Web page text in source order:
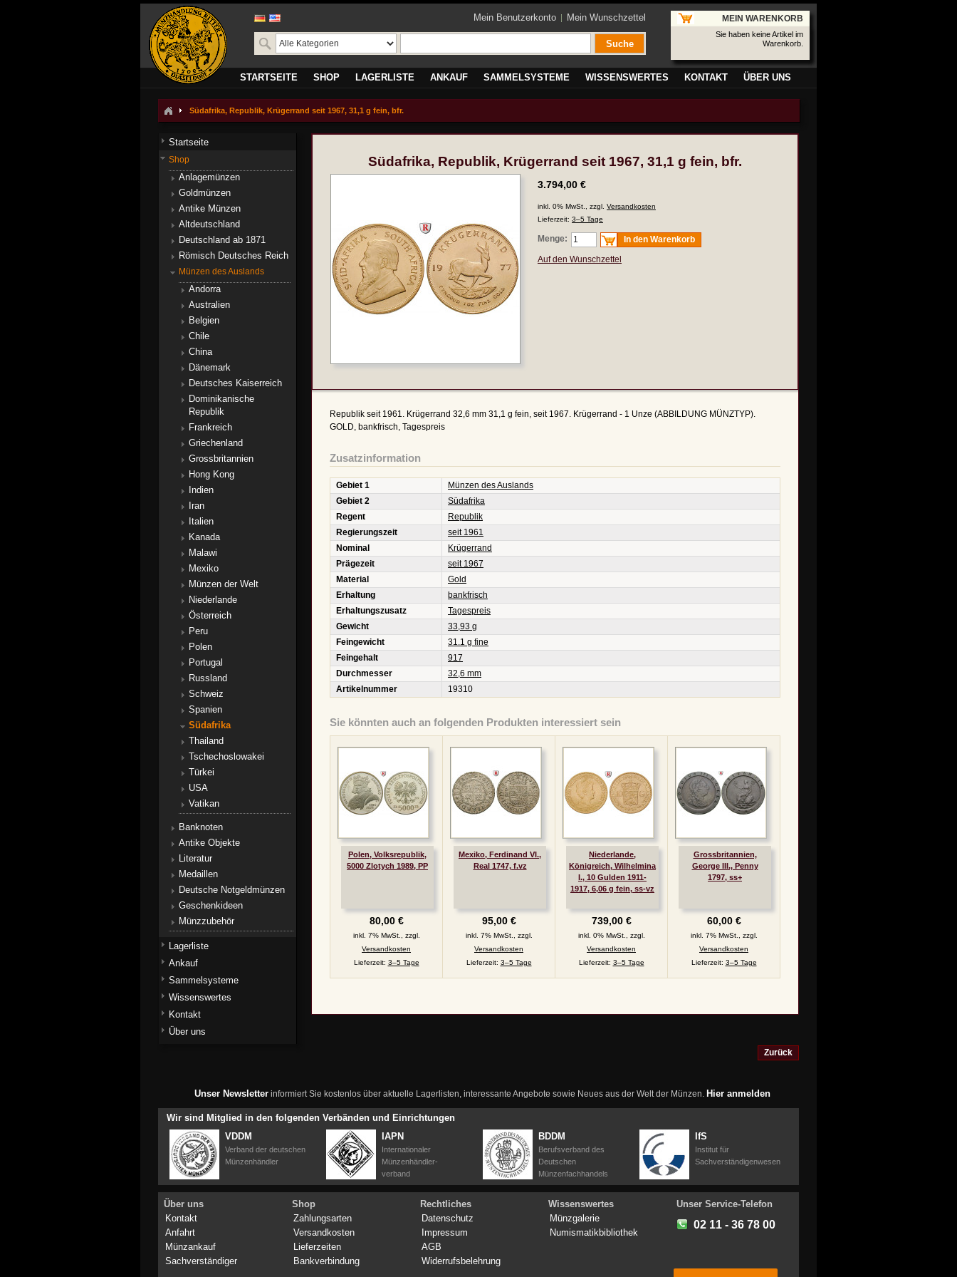
Mein Benutzerkonto Mein Wunschzettel
Suche
MEIN WARENKORB
Sie haben keine Artikel im
Warenkorb.
STARTSEITE SHOP LAGERLISTE ANKAUF SAMMELSYSTEME WISSENSWERTES KONTAKT ÜBER UNS
Südafrika, Republik, Krügerrand seit 1967, 31,1 g fein, bfr.
Südafrika, Republik, Krügerrand seit 1967, 31,1 g fein, bfr.
3.794,00 €
inkl. 0% MwSt., zzgl. Versandkosten
Lieferzeit: 3–5 Tage
Menge:
In den Warenkorb
Auf den Wunschzettel
Republik seit 1961. Krügerrand 32,6 mm 31,1 g fein, seit 1967. Krügerrand - 1 Unze (ABBILDUNG MÜNZTYP).
GOLD, bankfrisch, Tagespreis
Zusatzinformation
Gebiet 1
Münzen des Auslands
Gebiet 2
Südafrika
Regent
Republik
Regierungszeit
seit 1961
Nominal
Krügerrand
Prägezeit
seit 1967
Material
Gold
Erhaltung
bankfrisch
Erhaltungszusatz
Tagespreis
Gewicht
33,93 g
Feingewicht
31.1 g fine
Feingehalt
917
Durchmesser
32,6 mm
Artikelnummer
19310
Sie könnten auch an folgenden Produkten interessiert sein
Polen, Volksrepublik,
5000 Zlotych 1989, PP
80,00 €
inkl. 7% MwSt., zzgl.
Versandkosten
Lieferzeit: 3–5 Tage
Mexiko, Ferdinand VI.,
Real 1747, f.vz
95,00 €
inkl. 7% MwSt., zzgl.
Versandkosten
Lieferzeit: 3–5 Tage
Niederlande,
Königreich, Wilhelmina
I., 10 Gulden 1911-
1917, 6,06 g fein, ss-vz
739,00 €
inkl. 0% MwSt., zzgl.
Versandkosten
Lieferzeit: 3–5 Tage
Grossbritannien,
George III., Penny
1797, ss+
60,00 €
inkl. 7% MwSt., zzgl.
Versandkosten
Lieferzeit: 3–5 Tage
Zurück
Startseite
Shop
Anlagemünzen
Goldmünzen
Antike Münzen
Altdeutschland
Deutschland ab 1871
Römisch Deutsches Reich
Münzen des Auslands
Andorra
Australien
Belgien
Chile
China
Dänemark
Deutsches Kaiserreich
Dominikanische
Republik
Frankreich
Griechenland
Grossbritannien
Hong Kong
Indien
Iran
Italien
Kanada
Malawi
Mexiko
Münzen der Welt
Niederlande
Österreich
Peru
Polen
Portugal
Russland
Schweiz
Spanien
Südafrika
Thailand
Tschechoslowakei
Türkei
USA
Vatikan
Banknoten
Antike Objekte
Literatur
Medaillen
Deutsche Notgeldmünzen
Geschenkideen
Münzzubehör
Lagerliste
Ankauf
Sammelsysteme
Wissenswertes
Kontakt
Über uns
Unser Newsletterinformiert Sie kostenlos über aktuelle Lagerlisten, interessante Angebote sowie Neues aus der Welt der Münzen. Hier anmelden
Wir sind Mitglied in den folgenden Verbänden und Einrichtungen
VDDM
Verband der deutschen
Münzenhändler
IAPN
Internationaler
Münzenhändler-
verband
BDDM
Berufsverband des
Deutschen
Münzenfachhandels
IfS
Institut für
Sachverständigenwesen
Über uns
Kontakt
Anfahrt
Münzankauf
Sachverständiger
Shop
Zahlungsarten
Versandkosten
Lieferzeiten
Bankverbindung
Rechtliches
Datenschutz
Impressum
AGB
Widerrufsbelehrung
Wissenswertes
Münzgalerie
Numismatikbibliothek
Unser Service-Telefon
02 11 - 36 78 00